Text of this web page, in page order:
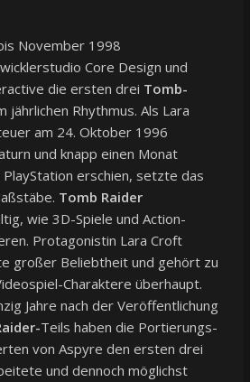
November 1998
Core Design und
die ersten drei Tomb-
jährlichen Rhythmus. Als Lara
am 24. Oktober 1996
und knapp einen Monat
erschien, setzte das
Tomb Raider
wie 3D-Spiele und Action-
Protagonistin Lara Croft
großer Beliebtheit und gehört zu
Charaktere überhaupt.
Jahre nach der Veröffentlichung
Teils haben die Portierungs-
von Aspyre den ersten drei
und dennoch möglichst